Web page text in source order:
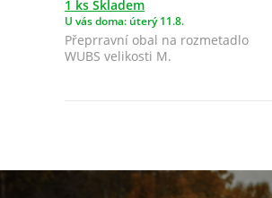
1 ks Skladem
U vás doma: úterý 11.8.
Přeprravní obal na rozmetadlo
WUBS velikosti M.